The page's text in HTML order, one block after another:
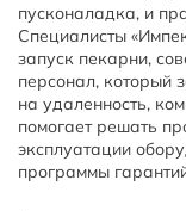
пусконаладка, и
Специалисты
запуск пекарни,
персонал, который
на удаленность,
помогает решать
эксплуатации
программы